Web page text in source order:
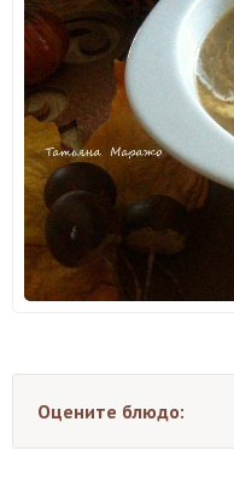
Оцените блюдо: